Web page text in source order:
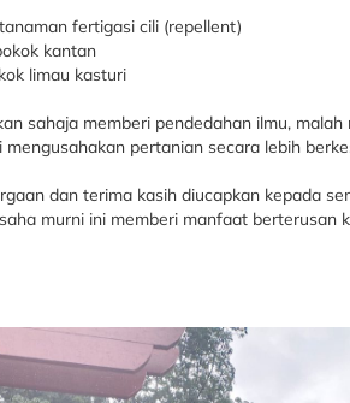
fertigasi cili (repellent)
kantan
limau kasturi
sahaja memberi pendedahan ilmu,
mengusahakan pertanian secara lebih
dan terima kasih diucapkan kepada
murni ini memberi manfaat berterusan